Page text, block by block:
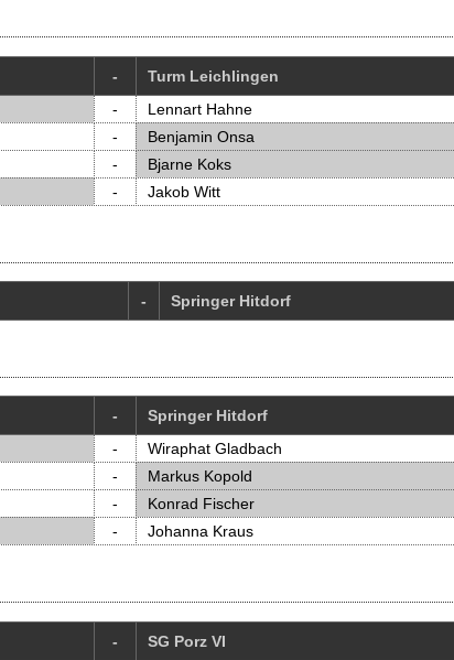
- Turm Leichlingen
- Lennart Hahne
- Benjamin Onsa
- Bjarne Koks
- Jakob Witt
- Springer Hitdorf
- Springer Hitdorf
- Wiraphat Gladbach
- Markus Kopold
- Konrad Fischer
- Johanna Kraus
- SG Porz VI